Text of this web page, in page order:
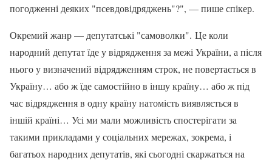
погодженні деяких "псевдовідряджень"?", — пише спікер.
Окремий жанр — депутатські "самоволки". Це коли
народний депутат їде у відрядження за межі України, а після
нього у визначений відрядженням строк, не повертається в
Україну… або ж їде самостійно в іншу країну… або ж під
час відрядження в одну країну натомість виявляється в
іншій країні… Усі ми мали можливість спостерігати за
такими прикладами у соціальних мережах, зокрема, і
багатьох народних депутатів, які сьогодні скаржаться на